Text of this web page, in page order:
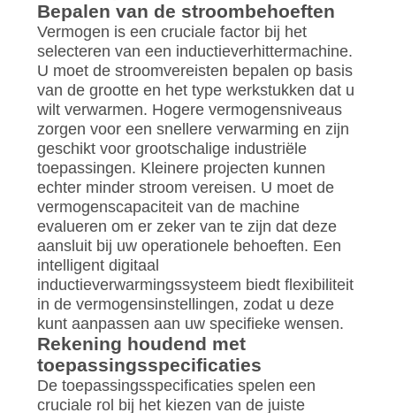
Bepalen van de stroombehoeften
Vermogen is een cruciale factor bij het
selecteren van een inductieverhittermachine.
U moet de stroomvereisten bepalen op basis
van de grootte en het type werkstukken dat u
wilt verwarmen. Hogere vermogensniveaus
zorgen voor een snellere verwarming en zijn
geschikt voor grootschalige industriële
toepassingen. Kleinere projecten kunnen
echter minder stroom vereisen. U moet de
vermogenscapaciteit van de machine
evalueren om er zeker van te zijn dat deze
aansluit bij uw operationele behoeften. Een
intelligent digitaal
inductieverwarmingssysteem biedt flexibiliteit
in de vermogensinstellingen, zodat u deze
kunt aanpassen aan uw specifieke wensen.
Rekening houdend met
toepassingsspecificaties
De toepassingsspecificaties spelen een
cruciale rol bij het kiezen van de juiste